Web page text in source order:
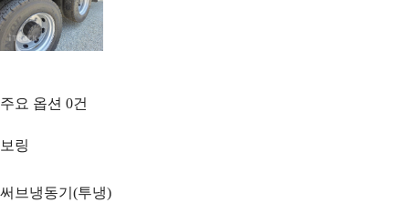
주요 옵션 0건
보링
써브냉동기(투냉)